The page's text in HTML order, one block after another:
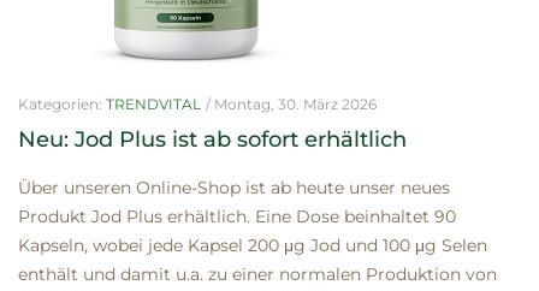
Kategorien: TRENDVITAL / Montag, 30. März 2026
Neu: Jod Plus ist ab sofort erhältlich
Über unseren Online-Shop ist ab heute unser neues
Produkt Jod Plus erhältlich. Eine Dose beinhaltet 90
Kapseln, wobei jede Kapsel 200 μg Jod und 100 μg Selen
enthält und damit u.a. zu einer normalen Produktion von